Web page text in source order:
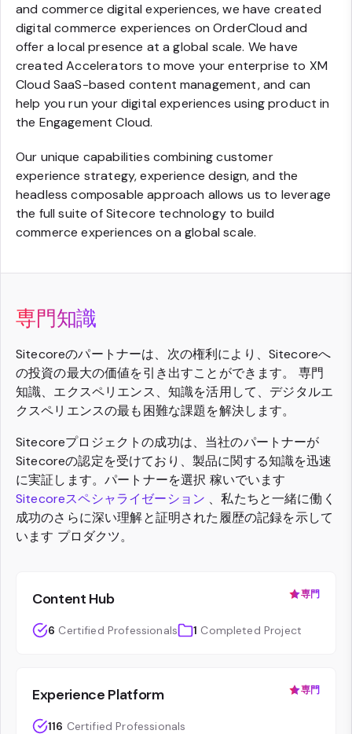
and commerce digital experiences, we have created
digital commerce experiences on OrderCloud and
offer a local presence at a global scale. We have
created Accelerators to move your enterprise to XM
Cloud SaaS-based content management, and can
help you run your digital experiences using product in
the Engagement Cloud.
Our unique capabilities combining customer
experience strategy, experience design, and the
headless composable approach allows us to leverage
the full suite of Sitecore technology to build
commerce experiences on a global scale.
専門知識
Sitecoreのパートナーは、次の権利により、Sitecoreへ
の投資の最大の価値を引き出すことができます。 専門
知識、エクスペリエンス、知識を活用して、デジタルエ
クスペリエンスの最も困難な課題を解決します。
Sitecoreプロジェクトの成功は、当社のパートナーが
Sitecoreの認定を受けており、製品に関する知識を迅速
に実証します。パートナーを選択 稼いでいます
Sitecoreスペシャライゼーション 、私たちと一緒に働く
成功のさらに深い理解と証明された履歴の記録を示して
います プロダクツ。
Content Hub 専門
6 Certified Professionals 1 Completed Project
Experience Platform 専門
116 Certified Professionals